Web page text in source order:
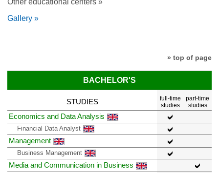
Other educational centers »
Gallery »
» top of page
BACHELOR'S
STUDIES
full-time
studies
part-time
studies
Economics and Data Analysis
Financial Data Analyst
Management
Business Management
Media and Communication in Business